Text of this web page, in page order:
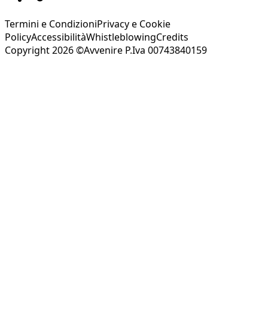
Termini e CondizioniPrivacy e Cookie
PolicyAccessibilitàWhistleblowingCredits
Copyright 2026 ©Avvenire P.Iva 00743840159